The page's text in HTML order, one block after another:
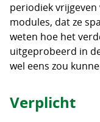
periodiek
modules, dat ze
weten hoe het
uitgeprobeerd in
wel eens zou
Verplicht